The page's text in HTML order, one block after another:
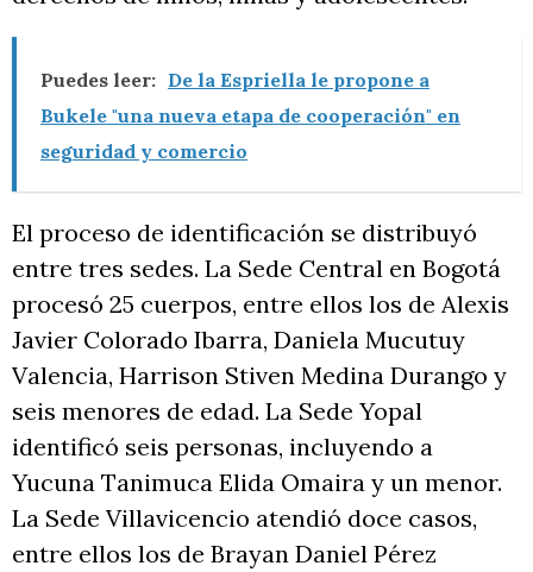
Puedes leer: De la Espriella le propone a
Bukele "una nueva etapa de cooperación" en
seguridad y comercio
El proceso de identificación se distribuyó
entre tres sedes. La Sede Central en Bogotá
procesó 25 cuerpos, entre ellos los de Alexis
Javier Colorado Ibarra, Daniela Mucutuy
Valencia, Harrison Stiven Medina Durango y
seis menores de edad. La Sede Yopal
identificó seis personas, incluyendo a
Yucuna Tanimuca Elida Omaira y un menor.
La Sede Villavicencio atendió doce casos,
entre ellos los de Brayan Daniel Pérez